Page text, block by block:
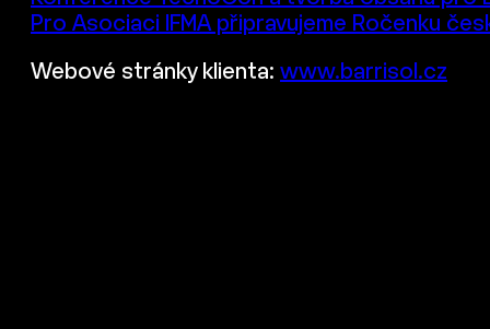
Pro Asociaci IFMA připravujeme Ročenku
Webové stránky klienta: www.barrisol.cz